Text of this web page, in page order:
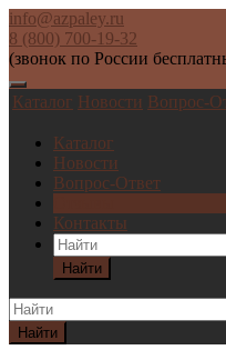
info@azpaley.ru
8 (800) 700-19-32
(звонок по России
Каталог Новости Вопрос-
Каталог
Новости
Вопрос-Ответ
Контакты
Найти
Найти